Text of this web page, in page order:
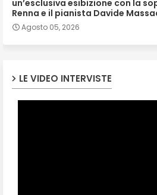
un’esclusiva esibizione con la
Renna e il pianista Davide
Agosto 05, 2026
LE VIDEO INTERVISTE